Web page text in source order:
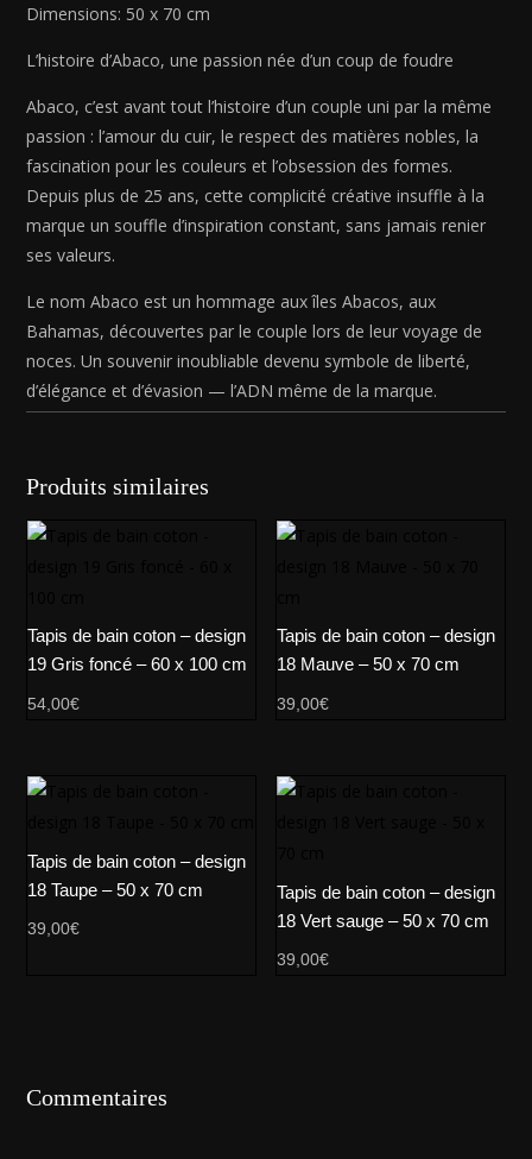
Dimensions: 50 x 70 cm
L’histoire d’Abaco, une passion née d’un coup de foudre
Abaco, c’est avant tout l’histoire d’un couple uni par la même
passion : l’amour du cuir, le respect des matières nobles, la
fascination pour les couleurs et l’obsession des formes.
Depuis plus de 25 ans, cette complicité créative insuffle à la
marque un souffle d’inspiration constant, sans jamais renier
ses valeurs.
Le nom Abaco est un hommage aux îles Abacos, aux
Bahamas, découvertes par le couple lors de leur voyage de
noces. Un souvenir inoubliable devenu symbole de liberté,
d’élégance et d’évasion — l’ADN même de la marque.
Produits similaires
Tapis de bain coton – design
19 Gris foncé – 60 x 100 cm
54,00€
Tapis de bain coton – design
18 Mauve – 50 x 70 cm
39,00€
Tapis de bain coton – design
18 Taupe – 50 x 70 cm
39,00€
Tapis de bain coton – design
18 Vert sauge – 50 x 70 cm
39,00€
Commentaires